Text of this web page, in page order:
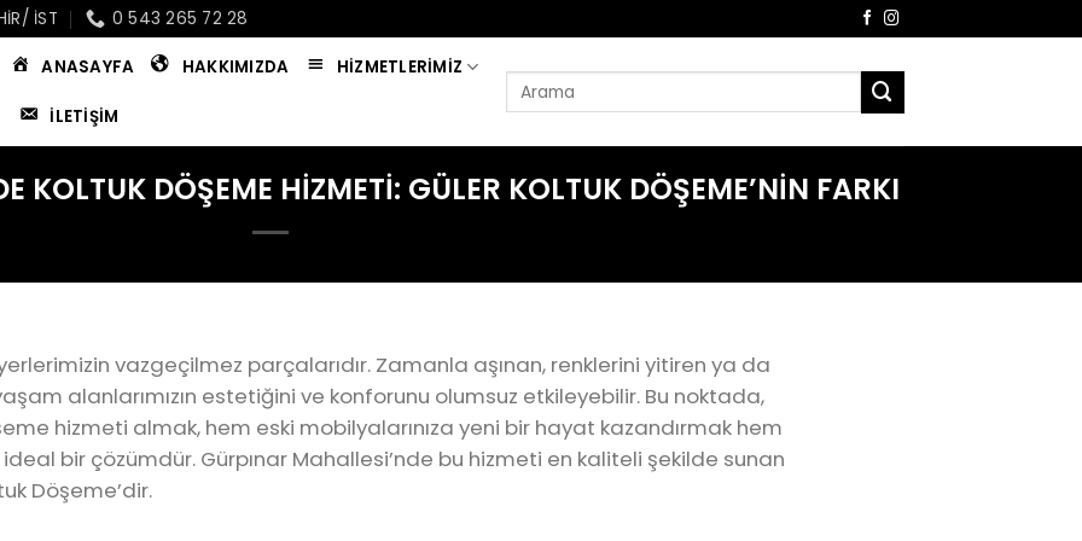
IST 0 543 265 72 28
ANASAYFA HAKKIMIZDA HIZMETLERIMIZ
İLETIŞIM
KOLTUK DÖŞEME HIZMETI: GÜLER KOLTUK DÖŞEME’NIN FARKI
vazgeçilmez parçalarıdır. Zamanla aşınan, renklerini yitiren ya da
alanlarımızın estetiğini ve konforunu olumsuz etkileyebilir. Bu noktada,
hizmeti almak, hem eski mobilyalarınıza yeni bir hayat kazandırmak hem
bir çözümdür. Gürpınar Mahallesi’nde bu hizmeti en kaliteli şekilde sunan
Döşeme’dir.